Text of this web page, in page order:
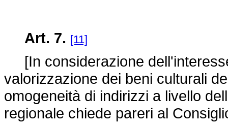
Art. 7. [11]
[In considerazione
valorizzazione dei beni culturali
omogeneità di indirizzi a livello
regionale chiede pareri al